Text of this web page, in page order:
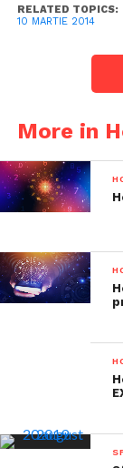
RELATED TOPICS:
10 MARTIE 2014
More in